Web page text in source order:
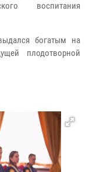
воспитания
богатым на
плодотворной